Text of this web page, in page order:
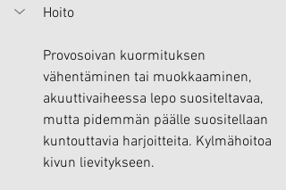
Hoito
Provosoivan kuormituksen
vähentäminen tai muokkaaminen,
akuuttivaiheessa lepo suositeltavaa,
mutta pidemmän päälle suositellaan
kuntouttavia harjoitteita. Kylmähoitoa
kivun lievitykseen.